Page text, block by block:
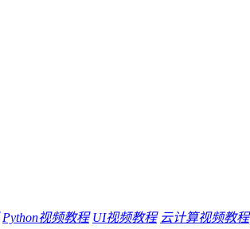
Python视频教程 UI视频教程 云计算视频教程